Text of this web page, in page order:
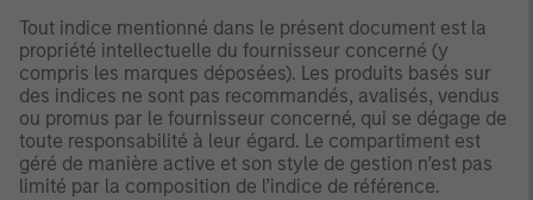
Tout indice mentionné dans le présent document est la
propriété intellectuelle du fournisseur concerné (y
compris les marques déposées). Les produits basés sur
des indices ne sont pas recommandés, avalisés, vendus
ou promus par le fournisseur concerné, qui se dégage de
toute responsabilité à leur égard. Le compartiment est
géré de manière active et son style de gestion n’est pas
limité par la composition de l’indice de référence.